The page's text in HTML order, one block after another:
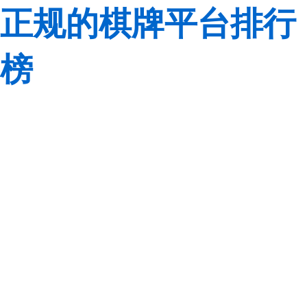
正规的棋牌平台排行
榜